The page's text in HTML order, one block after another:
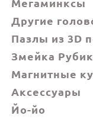
Другие
Пазлы из 3D
Змейка
Магнитные
Аксессуары
Йо-йо